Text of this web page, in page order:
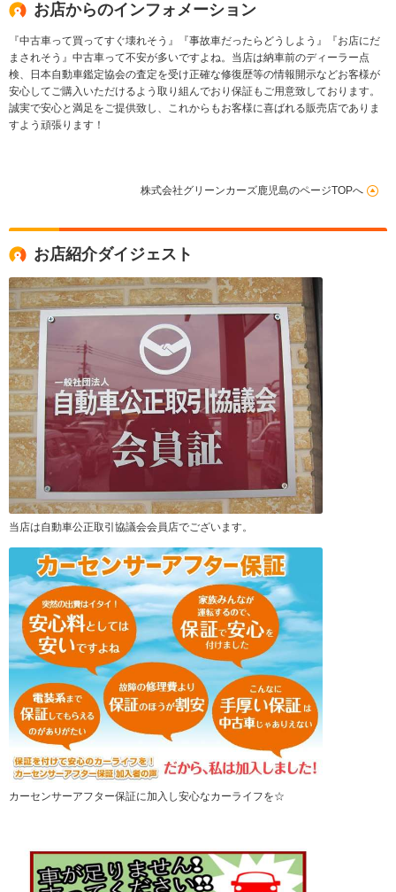
お店からのインフォメーション
『中古車って買ってすぐ壊れそう』『事故車だったらどうしよう』『お店にだ
まされそう』中古車って不安が多いですよね。当店は納車前のディーラー点
検、日本自動車鑑定協会の査定を受け正確な修復歴等の情報開示などお客様が
安心してご購入いただけるよう取り組んでおり保証もご用意致しております。
誠実で安心と満足をご提供致し、これからもお客様に喜ばれる販売店でありま
すよう頑張ります！
株式会社グリーンカーズ鹿児島のページTOPへ
お店紹介ダイジェスト
当店は自動車公正取引協議会会員店でございます。
カーセンサーアフター保証に加入し安心なカーライフを☆